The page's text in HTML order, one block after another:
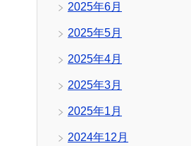
2025年6月
2025年5月
2025年4月
2025年3月
2025年1月
2024年12月